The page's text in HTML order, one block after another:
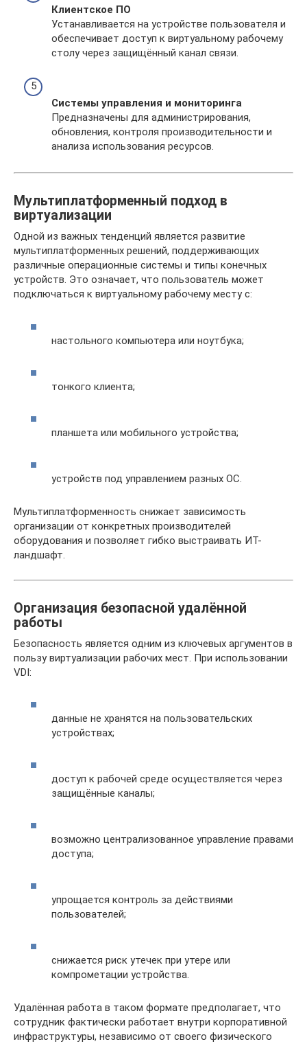
Клиентское ПО
Устанавливается на устройстве пользователя и
обеспечивает доступ к виртуальному рабочему
столу через защищённый канал связи.
Системы управления и мониторинга
Предназначены для администрирования,
обновления, контроля производительности и
анализа использования ресурсов.
Мультиплатформенный подход в
виртуализации
Одной из важных тенденций является развитие
мультиплатформенных решений, поддерживающих
различные операционные системы и типы конечных
устройств. Это означает, что пользователь может
подключаться к виртуальному рабочему месту с:
настольного компьютера или ноутбука;
тонкого клиента;
планшета или мобильного устройства;
устройств под управлением разных ОС.
Мультиплатформенность снижает зависимость
организации от конкретных производителей
оборудования и позволяет гибко выстраивать ИТ-
ландшафт.
Организация безопасной удалённой
работы
Безопасность является одним из ключевых аргументов в
пользу виртуализации рабочих мест. При использовании
VDI:
данные не хранятся на пользовательских
устройствах;
доступ к рабочей среде осуществляется через
защищённые каналы;
возможно централизованное управление правами
доступа;
упрощается контроль за действиями
пользователей;
снижается риск утечек при утере или
компрометации устройства.
Удалённая работа в таком формате предполагает, что
сотрудник фактически работает внутри корпоративной
инфраструктуры, независимо от своего физического